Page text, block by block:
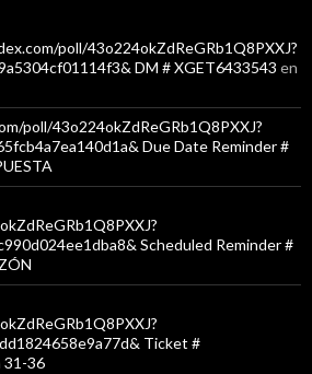
poll/43o224okZdReGRb1Q8PXXJ?
DM # XGET6433543 en
poll/43o224okZdReGRb1Q8PXXJ?
Due Date Reminder #
Scheduled Reminder #
Ticket #
31-36